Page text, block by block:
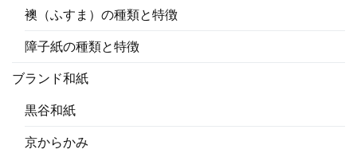
襖（ふすま）の種類と特徴
障子紙の種類と特徴
ブランド和紙
黒谷和紙
京からかみ